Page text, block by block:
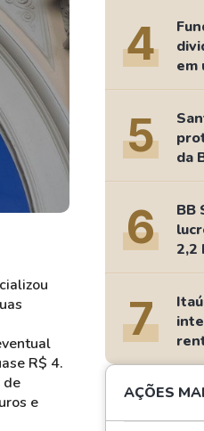
Ver todos
R$ 4.
de
e
4
em
5
da
6
BB
2,2
7
AÇÕES